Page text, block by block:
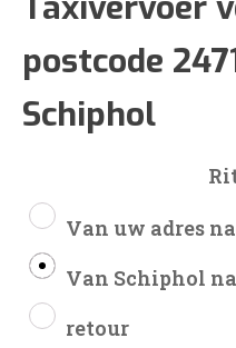
tot
postcode
Schiphol
Van uw adres
Van Schiphol
retour